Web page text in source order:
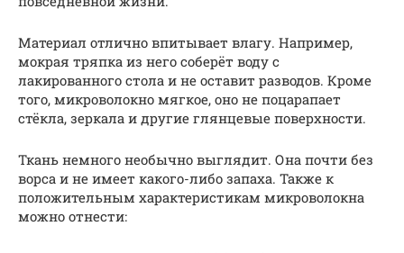
Материал отлично впитывает влагу. Например,
мокрая тряпка из него соберёт воду с
лакированного стола и не оставит разводов. Кроме
того, микроволокно мягкое, оно не поцарапает
стёкла, зеркала и другие глянцевые поверхности.
Ткань немного необычно выглядит. Она почти без
ворса и не имеет какого-либо запаха. Также к
положительным характеристикам микроволокна
можно отнести: